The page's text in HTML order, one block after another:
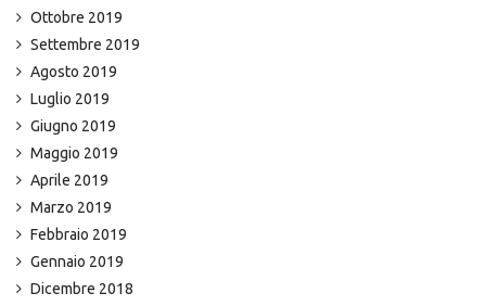
Ottobre 2019
Settembre 2019
Agosto 2019
Luglio 2019
Giugno 2019
Maggio 2019
Aprile 2019
Marzo 2019
Febbraio 2019
Gennaio 2019
Dicembre 2018